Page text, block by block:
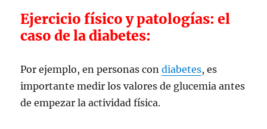
Ejercicio físico y patologías: el
caso de la diabetes:
Por ejemplo, en personas condiabetes, es
importante medir los valores de glucemia antes
de empezar la actividad física.